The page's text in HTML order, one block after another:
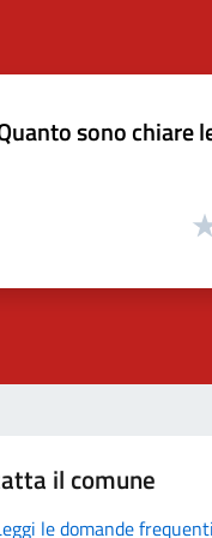
sono chiare
il comune
le domande frequenti